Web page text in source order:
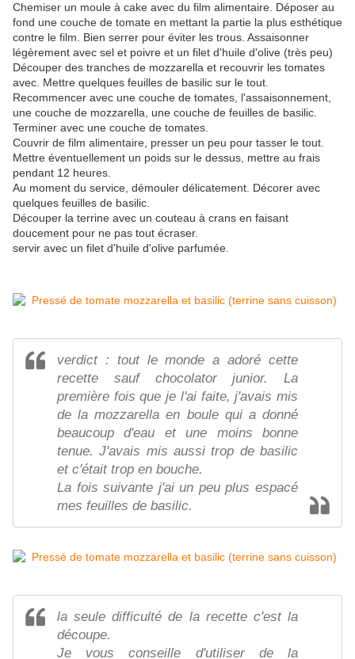
Chemiser un moule à cake avec du film alimentaire. Déposer au
fond une couche de tomate en mettant la partie la plus esthétique
contre le film. Bien serrer pour éviter les trous. Assaisonner
légèrement avec sel et poivre et un filet d'huile d'olive (très peu)
Découper des tranches de mozzarella et recouvrir les tomates
avec. Mettre quelques feuilles de basilic sur le tout.
Recommencer avec une couche de tomates, l'assaisonnement,
une couche de mozzarella, une couche de feuilles de basilic.
Terminer avec une couche de tomates.
Couvrir de film alimentaire, presser un peu pour tasser le tout.
Mettre éventuellement un poids sur le dessus, mettre au frais
pendant 12 heures.
Au moment du service, démouler délicatement. Décorer avec
quelques feuilles de basilic.
Découper la terrine avec un couteau à crans en faisant
doucement pour ne pas tout écraser.
servir avec un filet d'huile d'olive parfumée.
verdict : tout le monde a adoré cette
recette sauf chocolator junior. La
première fois que je l'ai faite, j'avais mis
de la mozzarella en boule qui a donné
beaucoup d'eau et une moins bonne
tenue. J'avais mis aussi trop de basilic
et c'était trop en bouche.
La fois suivante j'ai un peu plus espacé
mes feuilles de basilic.
la seule difficulté de la recette c'est la
découpe.
Je vous conseille d'utiliser de la